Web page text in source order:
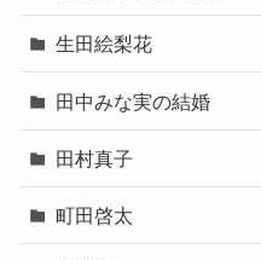
生田絵梨花
田中みな実の結婚
田村真子
町田啓太